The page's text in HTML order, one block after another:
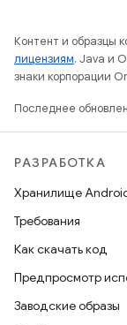
Контент и образцы
лицензиям. Java и
знаки корпорации
Последнее
РАЗРАБОТКА
Хранилище
Требования
Как скачать код
Предпросмотр
Заводские образы